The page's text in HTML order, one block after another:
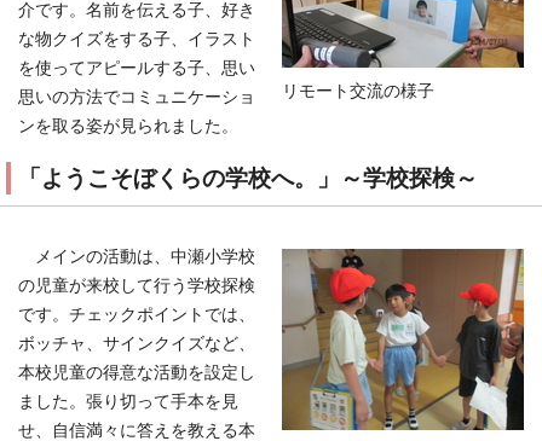
リモート交流の様子
介です。名前を伝える子、好き
な物クイズをする子、イラスト
を使ってアピールする子、思い
思いの方法でコミュニケーショ
ンを取る姿が見られました。
「ようこそぼくらの学校へ。」～学校探検～
メインの活動は、中瀬小学校
の児童が来校して行う学校探検
です。チェックポイントでは、
ボッチャ、サインクイズなど、
本校児童の得意な活動を設定し
ました。張り切って手本を見
せ、自信満々に答えを教える本